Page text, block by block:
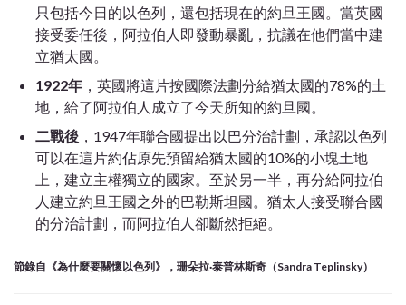
只包括今日的以色列，還包括現在的約旦王國。當英國
接受委任後，阿拉伯人即發動暴亂，抗議在他們當中建
立猶太國。
1922年 ，英國將這片按國際法劃分給猶太國的78%的土
地，給了阿拉伯人成立了今天所知的約旦國。
二戰後 ，1947年聯合國提出以巴分治計劃，承認以色列
可以在這片約佔原先預留給猶太國的10%的小塊土地
上，建立主權獨立的國家。至於另一半，再分給阿拉伯
人建立約旦王國之外的巴勒斯坦國。猶太人接受聯合國
的分治計劃，而阿拉伯人卻斷然拒絕。
節錄自《為什麼要關懷以色列》，珊朵拉·泰普林斯奇（Sandra Teplinsky）